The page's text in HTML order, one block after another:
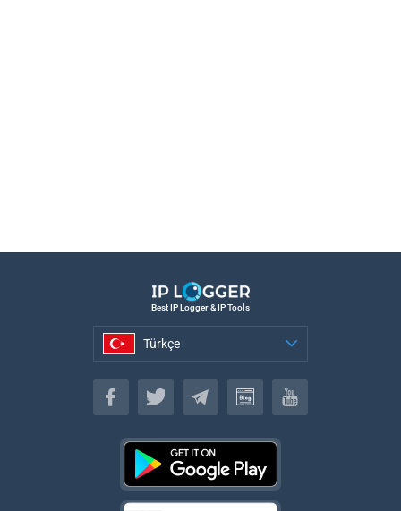
Best IP Logger & IP Tools
Türkçe
Türkçe